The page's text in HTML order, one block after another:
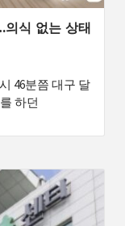
식 없는 상태
46분쯤 대구 달
하던